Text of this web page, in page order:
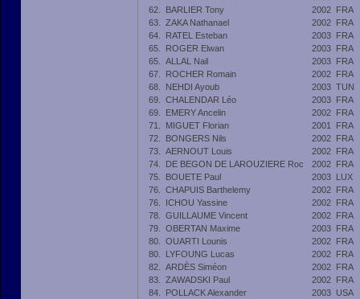
62.
BARLIER Tony 2002 FRA
63.
ZAKA Nathanael 2002 FRA
64.
RATEL Esteban 2003 FRA
65.
ROGER Elwan 2003 FRA
65.
ALLAL Nail 2003 FRA
67.
ROCHER Romain 2002 FRA
68.
NEHDI Ayoub 2003 TUN
69.
CHALENDAR Léo 2003 FRA
69.
EMERY Ancelin 2002 FRA
71.
MIGUET Florian 2001
FRA
72.
BONGERS Nils 2002 FRA
73.
AERNOUT Louis 2002 FRA
74.
DE BEGON DE LAROUZIERE Roc 2002 FRA
75.
BOUETE Paul 2003 LUX
76.
CHAPUIS Barthelemy 2002 FRA
76.
ICHOU Yassine 2002 FRA
78.
GUILLAUME Vincent 2002 FRA
79.
OBERTAN Maxime 2003 FRA
80.
OUARTI Lounis 2002 FRA
80.
LYFOUNG Lucas 2002 FRA
82.
ARDÈS Siméon 2002 FRA
83.
ZAWADSKI Paul 2002 FRA
84.
POLLACK Alexander 2003 USA